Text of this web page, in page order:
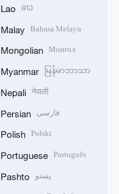
Lao ລາວ
Malay Bahasa Melayu
Mongolian Монгол
Myanmar မြန်မာဘာသာ
Nepali नेपाली
Persian فارسی
Polish Polski
Portuguese Português
Pashto پښتو